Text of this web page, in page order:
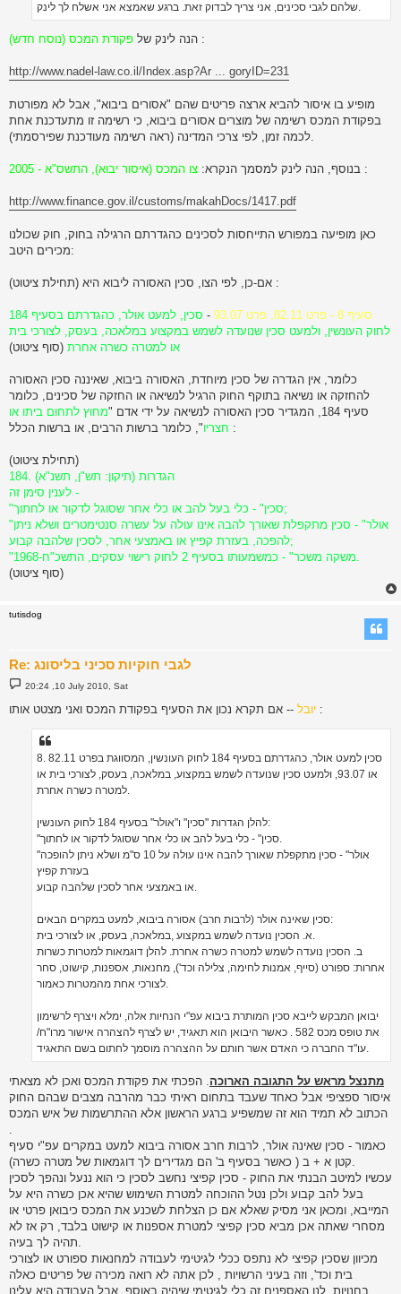
שלהם לגבי סכינים, אני צריך לבדוק זאת. ברגע שאמצא אני אשלח לך לינק.
הנה לינק של פקודת המכס (נוסח חדש) :
http://www.nadel-law.co.il/Index.asp?Ar ... goryID=231
מופיע בו איסור להביא ארצה פריטים שהם "אסורים ביבוא", אבל לא מפורטת
בפקודת המכס רשימה של מוצרים אסורים ביבוא, כי רשימה זו מתעדכנת אחת
לכמה זמן, לפי צרכי המדינה (ראה רשימה מעודכנת שפירסמתי).
בנוסף, הנה לינק למסמך הנקרא: צו המכס (איסור יבוא), התשס"א - 2005 :
http://www.finance.gov.il/customs/makahDocs/1417.pdf
כאן מופיעה במפורש התייחסות לסכינים כהגדרתם הרגילה בחוק, חוק שכולנו
מכירים היטב:
אם-כן, לפי הצו, סכין האסורה ליבוא היא (תחילת ציטוט) :
סעיף 8 - פרט 82.11, פרט 93.07 -
סכין, למעט אולר, כהגדרתם בסעיף 184
לחוק העונשין, ולמעט סכין שנועדה לשמש במקצוע במלאכה, בעסק, לצורכי בית
או למטרה כשרה אחרת (סוף ציטוט)
כלומר, אין הגדרה של סכין מיוחדת, האסורה ביבוא, שאיננה סכין האסורה
להחזקה או נשיאה בתוקף החוק הרגיל לנשיאה או החזקה של סכינים, כלומר
סעיף 184, המגדיר סכין האסורה לנשיאה על ידי אדם "
מחוץ לתחום ביתו או
חצריו ", כלומר ברשות הרבים, או ברשות הכלל :
(תחילת ציטוט)
184. הגדרות (תיקון: תש"ן, תשנ"א)
לענין סימן זה -
"סכין" - כלי בעל להב או כלי אחר שסוגל לדקור או לחתוך;
"אולר" - סכין מתקפלת שאורך להבה אינו עולה על עשרה סנטימטרים ושלא ניתן
להפכה, בעזרת קפיץ או באמצעי אחר, לסכין שלהבה קבוע;
"משקה משכר" - כמשמעותו בסעיף 2 לחוק רישוי עסקים, התשכ"ח-1968.
(סוף ציטוט)
tutisdog
Re: לגבי חוקיות סכיני בליסונג
P
o
t
20:24 ,10 July 2010, Sat
יובל -- אם תקרא נכון את הסעיף בפקודת המכס ואני מצטט אותו :
8. סכין למעט אולר, כהגדרתם בסעיף 184 לחוק העונשין, המסווגת בפרט 82.11
או 93.07, ולמעט סכין שנועדה לשמש במקצוע, במלאכה, בעסק, לצורכי בית או
למטרה כשרה אחרת.
להלן הגדרות "סכין" ו"אולר" בסעיף 184 לחוק העונשין:
"סכין" - כלי בעל להב או כלי אחר שסוגל לדקור או לחתוך.
"אולר" - סכין מתקפלת שאורך להבה אינו עולה על 10 ס"מ ושלא ניתן להופכה
בעזרת קפיץ
או באמצעי אחר לסכין שלהבה קבוע.
סכין שאינה אולר (לרבות חרב) אסורה ביבוא, למעט במקרים הבאים:
א. הסכין נועדה לשמש במקצוע ,במלאכה, בעסק, או לצורכי בית.
ב. הסכין נועדה לשמש למטרה כשרה אחרת. להלן דוגמאות למטרות כשרות
אחרות: ספורט (סייף, אמנות לחימה, צלילה וכד'), מחנאות, אספנות, קישוט, סחר
לצורכי אחת מהמטרות כאמור.
יבואן המבקש לייבא סכין המותרת ביבוא עפ"י הנחיות אלה, ימלא ויצרף לרשימון
את טופס מכס 582 . כאשר היבואן הוא תאגיד, יש לצרף להצהרה אישור מרו"ח/
עו"ד החברה כי האדם אשר חותם על ההצהרה מוסמך לחתום בשם התאגיד.
מתנצל מראש על התגובה הארוכה . הפכתי את פקודת המכס ואכן לא מצאתי
איסור ספציפי אבל כאחד שעבד בתחום ראיתי כבר מהרבה מצבים שבהם החוק
הכתוב לא תמיד הוא זה שמשפיע ברגע הראשון אלא ההתרשמות של איש המכס
כאמור - סכין שאינה אולר, לרבות חרב אסורה ביבוא למעט במקרים עפ"י סעיף
עכשיו למיטב הבנתי את החוק - סכין קפיצי נחשב לסכין כי הוא ננעל ונהפך לסכין
בעל להב קבוע ולכן נטל ההוכחה למטרת השימוש שהיא אכן כשרה היא על
המייבא, ומכאן אני מסיק שאלא אם כן הצלחת לשכנע את המכס כיבואן פרטי או
מסחרי שאתה אכן מביא סכין קפיצי למטרת אספנות או קישוט בלבד, רק אז לא
מכיוון שסכין קפיצי לא נתפס ככלי לגיטימי לעבודה למחנאות ספורט או לצורכי
בית וכד', וזה בעיני הרשויות , לכן אתה לא רואה מכירה של פריטים כאלה
בחנויות. לנו האספנים זה כלי לגיטימי שיהיה באוסף, אבל העבודה היא עלינו